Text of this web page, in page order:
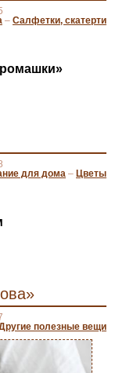
– Салфетки, скатерти
для дома – Цветы
полезные вещи